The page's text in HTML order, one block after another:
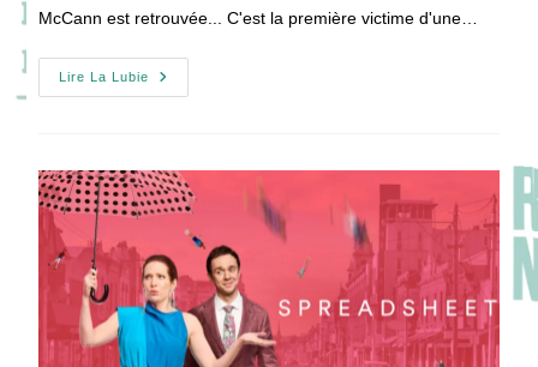
McCann est retrouvée... C'est la première victime d'une…
Lire La Lubie
THE
LONG
Ombre
Meurtrière…